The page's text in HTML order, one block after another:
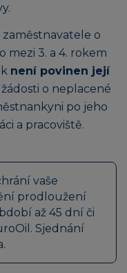
o
mezi 3. a 4. rokem
není povinen její
o neplacené
po jeho
a pracoviště.
vaše
prodloužení
až 45 dní či
Sjednání